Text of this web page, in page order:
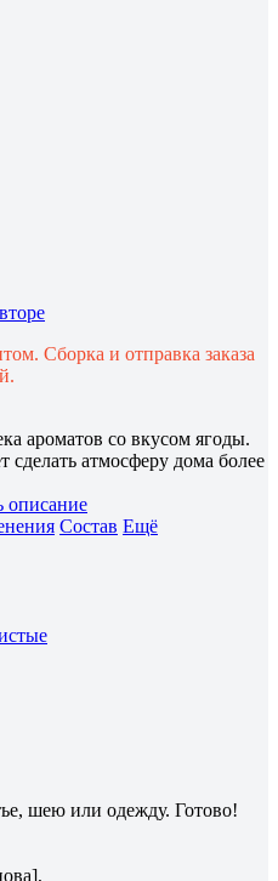
Сборка и отправка заказа
ароматов со вкусом ягоды.
атмосферу дома более
описание
Состав Ещё
шею или одежду. Готово!